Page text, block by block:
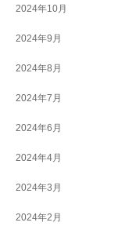
2024年10月
2024年9月
2024年8月
2024年7月
2024年6月
2024年4月
2024年3月
2024年2月